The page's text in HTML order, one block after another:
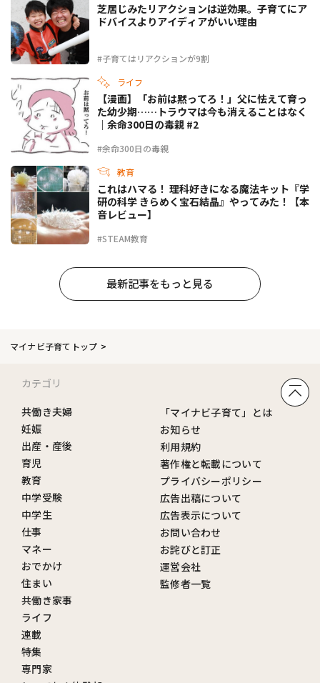
#子育てはリアクションが9割
芝居じみたリアクションは逆効果。子育てにア
ドバイスよりアイディアがいい理由
ライフ
#余命300日の毒親
【漫画】「お前は黙ってろ！」父に怯えて育っ
た幼少期……トラウマは今も消えることはなく
｜余命300日の毒親 #2
教育
#STEAM教育
これはハマる！ 理科好きになる魔法キット『学
研の科学 きらめく宝石結晶』やってみた！【本
音レビュー】
最新記事をもっと見る
マイナビ子育てトップ
カテゴリ
共働き夫婦
妊娠
出産・産後
育児
教育
中学受験
中学生
仕事
マネー
おでかけ
住まい
共働き家事
ライフ
連載
特集
専門家
「マイナビ子育て」とは
お知らせ
利用規約
著作権と転載について
プライバシーポリシー
広告出稿について
広告表示について
お問い合わせ
お詫びと訂正
運営会社
監修者一覧